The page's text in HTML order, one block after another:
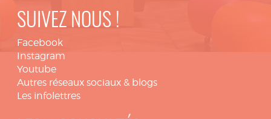
SUIVEZ NOUS !
Facebook
Instagram
Youtube
Autres réseaux sociaux & blogs
Les infolettres